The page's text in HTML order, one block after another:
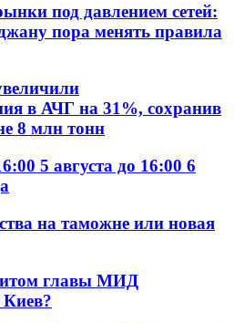
под давлением сетей:
пора менять правила
в АЧГ на 31%, сохранив
8 млн тонн
5 августа до 16:00 6
на таможне или новая
главы МИД